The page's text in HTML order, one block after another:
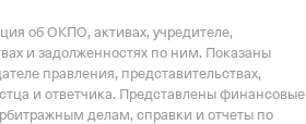
и Социального Страхования
по Белгородской обл.
об ОКПО, активах, учредителе,
и задолженностях по ним. Показаны
правления, представительствах,
и ответчика. Представлены финансовые
делам, справки и отчеты по